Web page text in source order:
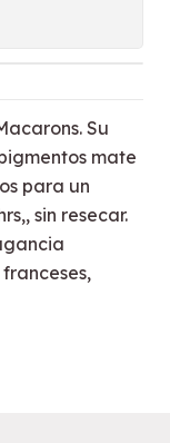
Su
mate
para un
sin resecar.